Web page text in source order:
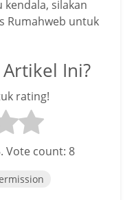
silakan
Rumahweb untuk
Ini?
rating!
Vote count: 8